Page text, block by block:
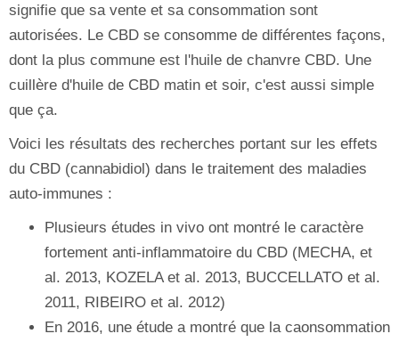
signifie que sa vente et sa consommation sont
autorisées. Le CBD se consomme de différentes façons,
dont la plus commune est l'huile de chanvre CBD. Une
cuillère d'huile de CBD matin et soir, c'est aussi simple
que ça.
Voici les résultats des recherches portant sur les effets
du CBD (cannabidiol) dans le traitement des maladies
auto-immunes :
Plusieurs études in vivo ont montré le caractère
fortement anti-inflammatoire du CBD (MECHA, et
al. 2013, KOZELA et al. 2013, BUCCELLATO et al.
2011, RIBEIRO et al. 2012)
En 2016, une étude a montré que la caonsommation